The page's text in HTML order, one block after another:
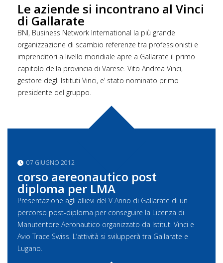
Le aziende si incontrano al Vinci
di Gallarate
BNI, Business Network International la più grande
organizzazione di scambio referenze tra professionisti e
imprenditori a livello mondiale apre a Gallarate il primo
capitolo della provincia di Varese. Vito Andrea Vinci,
gestore degli Istituti Vinci, e’ stato nominato primo
presidente del gruppo.
07 GIUGNO 2012
corso aereonautico post
diploma per LMA
Presentazione agli allievi del V Anno di Gallarate di un
percorso post-diploma per conseguire la Licenza di
Manutentore Aeronautico organizzato da Istituti Vinci e
Avio Trace Swiss. L’attività si svilupperà tra Gallarate e
Lugano.